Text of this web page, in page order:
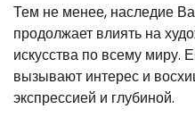
Тем не менее, наследие
продолжает влиять на
искусства по всему
вызывают интерес и
экспрессией и глубиной.